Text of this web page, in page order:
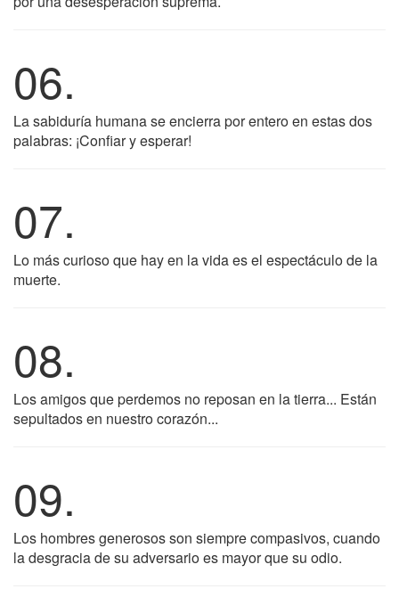
06.
La sabiduría humana se encierra por entero en estas dos
palabras: ¡Confiar y esperar!
07.
Lo más curioso que hay en la vida es el espectáculo de la
muerte.
08.
Los amigos que perdemos no reposan en la tierra... Están
sepultados en nuestro corazón...
09.
Los hombres generosos son siempre compasivos, cuando
la desgracia de su adversario es mayor que su odio.